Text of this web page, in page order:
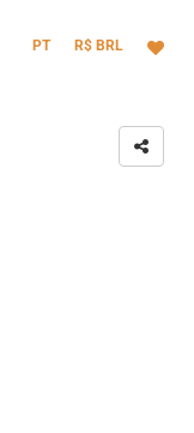
PT R$ BRL